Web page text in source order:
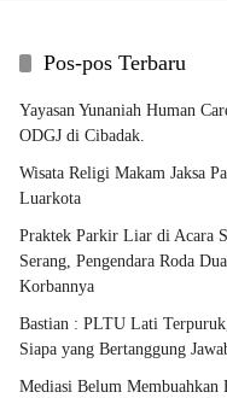
Pos-pos Terbaru
Yayasan Yunaniah Human
ODGJ di Cibadak.
Wisata Religi Makam Jaksa
Luarkota
Praktek Parkir Liar di Acara
Serang, Pengendara Roda
Korbannya
Bastian : PLTU Lati
Siapa yang Bertanggung
Mediasi Belum